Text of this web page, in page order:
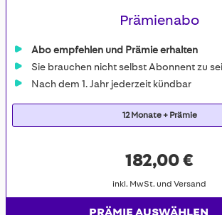
Prämienabo
Abo empfehlen und Prämie erhalten
Sie brauchen nicht selbst Abonnent zu
Nach dem 1. Jahr jederzeit kündbar
12 Monate + Prämie
182,00 €
inkl. MwSt. und Versand
PRÄMIE AUSWÄHLEN